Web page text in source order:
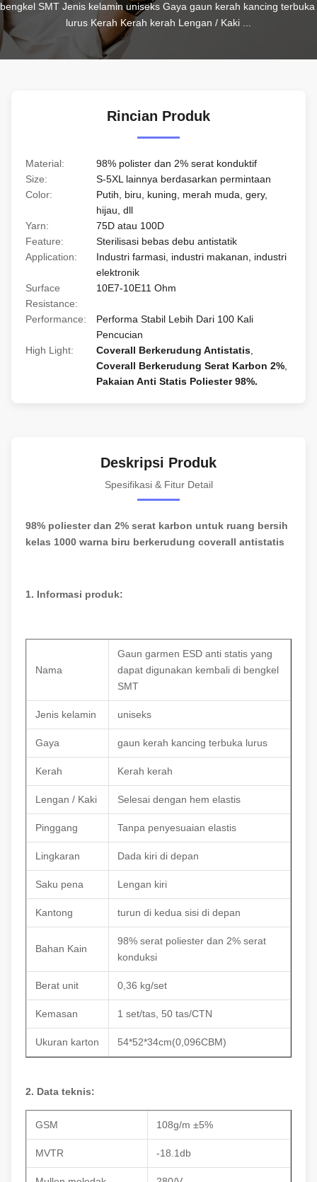
bengkel SMT Jenis kelamin uniseks Gaya gaun kerah kancing terbuka
lurus Kerah Kerah kerah Lengan / Kaki ...
Rincian Produk
Material:
98% polister dan 2% serat konduktif
Size:
S-5XL lainnya berdasarkan permintaan
Color:
Putih, biru, kuning, merah muda, gery,
hijau, dll
Yarn:
75D atau 100D
Feature:
Sterilisasi bebas debu antistatik
Application:
Industri farmasi, industri makanan, industri
elektronik
Surface
Resistance:
10E7-10E11 Ohm
Performance:
Performa Stabil Lebih Dari 100 Kali
Pencucian
High Light:
Coverall Berkerudung Antistatis
Coverall Berkerudung Serat Karbon 2%
Pakaian Anti Statis Poliester 98%.
Deskripsi Produk
Spesifikasi & Fitur Detail
98% poliester dan 2% serat karbon untuk ruang bersih
kelas 1000 warna biru berkerudung coverall antistatis
1. Informasi produk:
Nama
Gaun garmen ESD anti statis yang
dapat digunakan kembali di bengkel
SMT
Jenis kelamin uniseks
Gaya gaun kerah kancing terbuka lurus
Kerah Kerah kerah
Lengan / Kaki Selesai dengan hem elastis
Pinggang Tanpa penyesuaian elastis
Lingkaran Dada kiri di depan
Saku pena Lengan kiri
Kantong turun di kedua sisi di depan
Bahan Kain
98% serat poliester dan 2% serat
konduksi
Berat unit 0,36 kg/set
Kemasan 1 set/tas, 50 tas/CTN
Ukuran karton 54*52*34cm(0,096CBM)
2. Data teknis:
GSM 108g/m ±5%
MVTR -18.1db